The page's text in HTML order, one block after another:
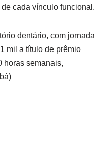
cada vínculo funcional.
dentário, com jornada
mil a título de prêmio
horas semanais,